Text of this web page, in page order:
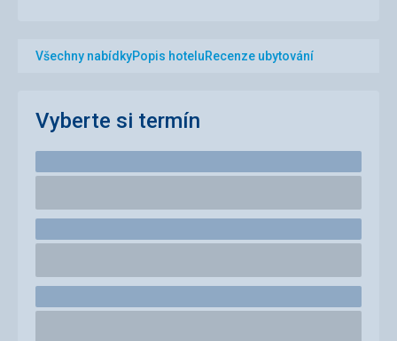
Všechny nabídkyPopis hoteluRecenze ubytování
Vyberte si termín